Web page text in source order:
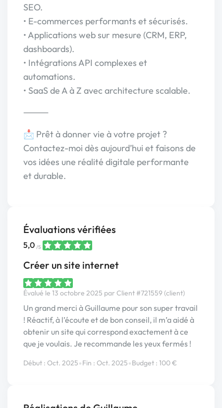
SEO.
• E-commerces performants et sécurisés.
• Applications web sur mesure (CRM, ERP,
dashboards).
• Intégrations API complexes et
automations.
• SaaS de A à Z avec architecture scalable.
⸻
📩 Prêt à donner vie à votre projet ?
Contactez-moi dès aujourd’hui et faisons de
vos idées une réalité digitale performante
et durable.
Évaluations vérifiées
5,0 /5
Créer un site internet
Évalué le 13 octobre 2025 par Client #721559 (client)
Un grand merci à Guillaume pour son super travail
! Réactif, à l’écoute et de bon conseil, il m’a aidé à
obtenir un site qui correspond exactement à ce
que je voulais. Je recommande les yeux fermés !
Début : Oct. 2025•Fin : Oct. 2025•Budget : 100 €